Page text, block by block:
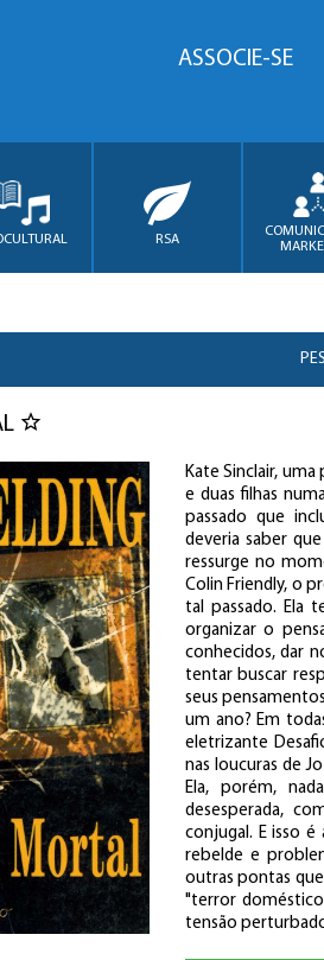
ASSOCIE-SE
RSA
Kate Sinclair,
e duas filhas
passado que
deveria saber
ressurge no
Colin Friendly, o
tal passado. Ela
organizar o
conhecidos, dar
tentar buscar
seus
um ano? Em
eletrizante
nas loucuras de
Ela, porém,
desesperada,
conjugal. E isso
rebelde e
outras pontas
"terror
tensão